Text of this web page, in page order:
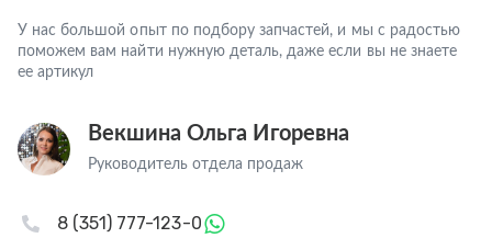
У нас большой опыт по подбору запчастей, и мы с радостью
поможем вам найти нужную деталь, даже если вы не знаете
ее артикул
Векшина Ольга Игоревна
Руководитель отдела продаж
8 (351) 777-123-0